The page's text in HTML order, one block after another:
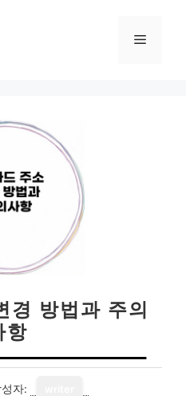
메
경 방법과 주의
항
자: